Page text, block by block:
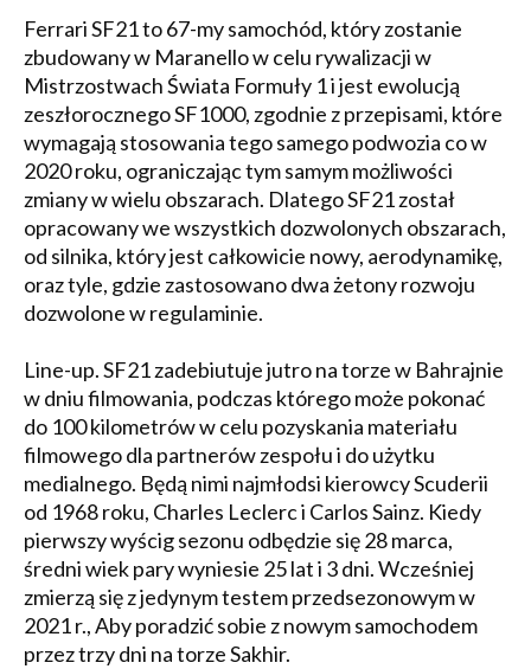
Ferrari SF21 to 67-my samochód, który zostanie
zbudowany w Maranello w celu rywalizacji w
Mistrzostwach Świata Formuły 1 i jest ewolucją
zeszłorocznego SF1000, zgodnie z przepisami, które
wymagają stosowania tego samego podwozia co w
2020 roku, ograniczając tym samym możliwości
zmiany w wielu obszarach. Dlatego SF21 został
opracowany we wszystkich dozwolonych obszarach,
od silnika, który jest całkowicie nowy, aerodynamikę,
oraz tyle, gdzie zastosowano dwa żetony rozwoju
dozwolone w regulaminie.
Line-up. SF21 zadebiutuje jutro na torze w Bahrajnie
w dniu filmowania, podczas którego może pokonać
do 100 kilometrów w celu pozyskania materiału
filmowego dla partnerów zespołu i do użytku
medialnego. Będą nimi najmłodsi kierowcy Scuderii
od 1968 roku, Charles Leclerc i Carlos Sainz. Kiedy
pierwszy wyścig sezonu odbędzie się 28 marca,
średni wiek pary wyniesie 25 lat i 3 dni. Wcześniej
zmierzą się z jedynym testem przedsezonowym w
2021 r., Aby poradzić sobie z nowym samochodem
przez trzy dni na torze Sakhir.